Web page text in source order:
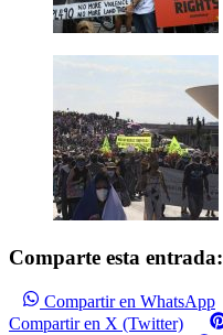
Comparte esta entrada:
Compartir en WhatsApp
Compartir en X (Twitter)